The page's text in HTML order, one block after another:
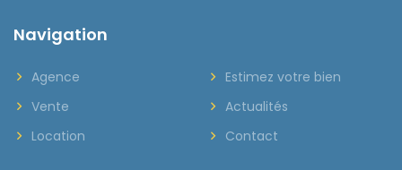
Navigation
Agence
Vente
Location
Estimez votre bien
Actualités
Contact